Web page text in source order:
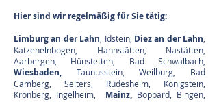
Hier sind wir regelmäßig für Sie tätig:
Limburg an der Lahn Idstein, Diez an der Lahn
Katzenelnbogen, Hahnstätten, Nastätten,
Aarbergen, Hünstetten, Bad Schwalbach,
Wiesbaden, Taunusstein, Weilburg, Bad
Camberg, Selters, Rüdesheim, Königstein,
Kronberg, Ingelheim,
Mainz, Boppard, Bingen,